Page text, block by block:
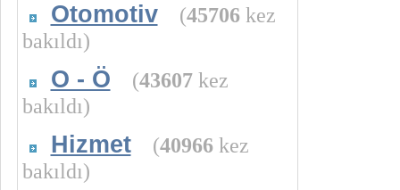
Otomotiv (45706 kez
bakıldı)
O - Ö (43607kez
bakıldı)
Hizmet (40966 kez
bakıldı)